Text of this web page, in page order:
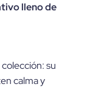
lleno de
su
calma y